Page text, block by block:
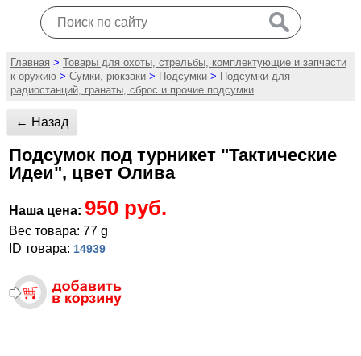
Главная > Товары для охоты, стрельбы, комплектующие и запчасти
к оружию > Сумки, рюкзаки > Подсумки > Подсумки для
радиостанций, гранаты, сброс и прочие подсумки
← Назад
Подсумок под турникет "Тактические
Идеи", цвет Олива
Наша цена: 950 руб.
Вес товара: 77 g
ID товара: 14939